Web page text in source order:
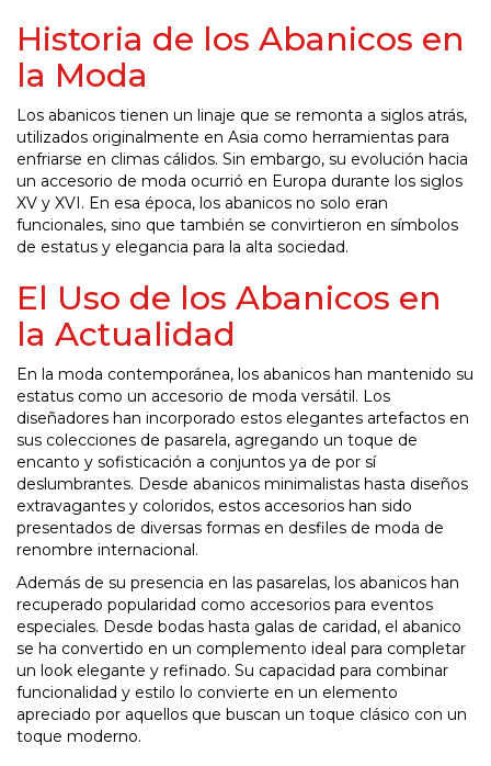
Historia de los Abanicos en
la Moda
Los abanicos tienen un linaje que se remonta a siglos atrás,
utilizados originalmente en Asia como herramientas para
enfriarse en climas cálidos. Sin embargo, su evolución hacia
un accesorio de moda ocurrió en Europa durante los siglos
XV y XVI. En esa época, los abanicos no solo eran
funcionales, sino que también se convirtieron en símbolos
de estatus y elegancia para la alta sociedad.
El Uso de los Abanicos en
la Actualidad
En la moda contemporánea, los abanicos han mantenido su
estatus como un accesorio de moda versátil. Los
diseñadores han incorporado estos elegantes artefactos en
sus colecciones de pasarela, agregando un toque de
encanto y sofisticación a conjuntos ya de por sí
deslumbrantes. Desde abanicos minimalistas hasta diseños
extravagantes y coloridos, estos accesorios han sido
presentados de diversas formas en desfiles de moda de
renombre internacional.
Además de su presencia en las pasarelas, los abanicos han
recuperado popularidad como accesorios para eventos
especiales. Desde bodas hasta galas de caridad, el abanico
se ha convertido en un complemento ideal para completar
un look elegante y refinado. Su capacidad para combinar
funcionalidad y estilo lo convierte en un elemento
apreciado por aquellos que buscan un toque clásico con un
toque moderno.